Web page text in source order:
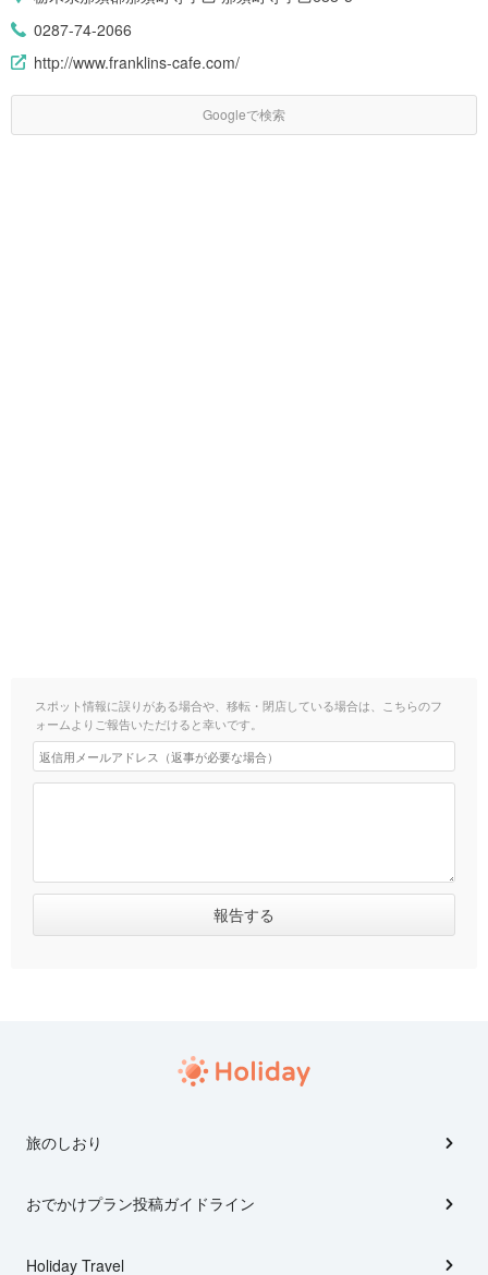
0287-74-2066
http://www.franklins-cafe.com/
Googleで検索
スポット情報に誤りがある場合や、移転・閉店している場合は、こちらのフ
ォームよりご報告いただけると幸いです。
旅のしおり
おでかけプラン投稿ガイドライン
Holiday Travel